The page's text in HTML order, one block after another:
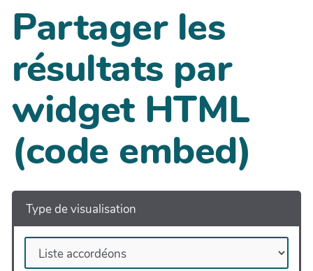
Partager les
résultats par
widget HTML
(code embed)
Type de visualisation